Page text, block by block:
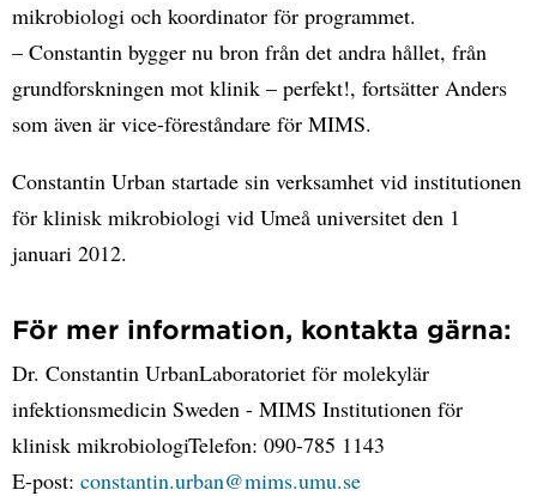
mikrobiologi och koordinator för programmet.
– Constantin bygger nu bron från det andra hållet, från
grundforskningen mot klinik – perfekt!, fortsätter Anders
som även är vice-föreståndare för MIMS.
Constantin Urban startade sin verksamhet vid institutionen
för klinisk mikrobiologi vid Umeå universitet den 1
januari 2012.
För mer information, kontakta gärna:
Dr. Constantin UrbanLaboratoriet för molekylär
infektionsmedicin Sweden - MIMS Institutionen för
klinisk mikrobiologiTelefon: 090-785 1143
E-post: constantin.urban@mims.umu.se